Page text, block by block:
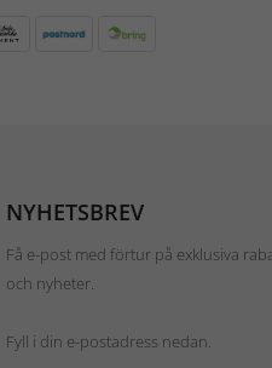
NYHETSBREV
Få e-post med förtur på exklusiva
och nyheter.
Fyll i din e-postadress nedan.